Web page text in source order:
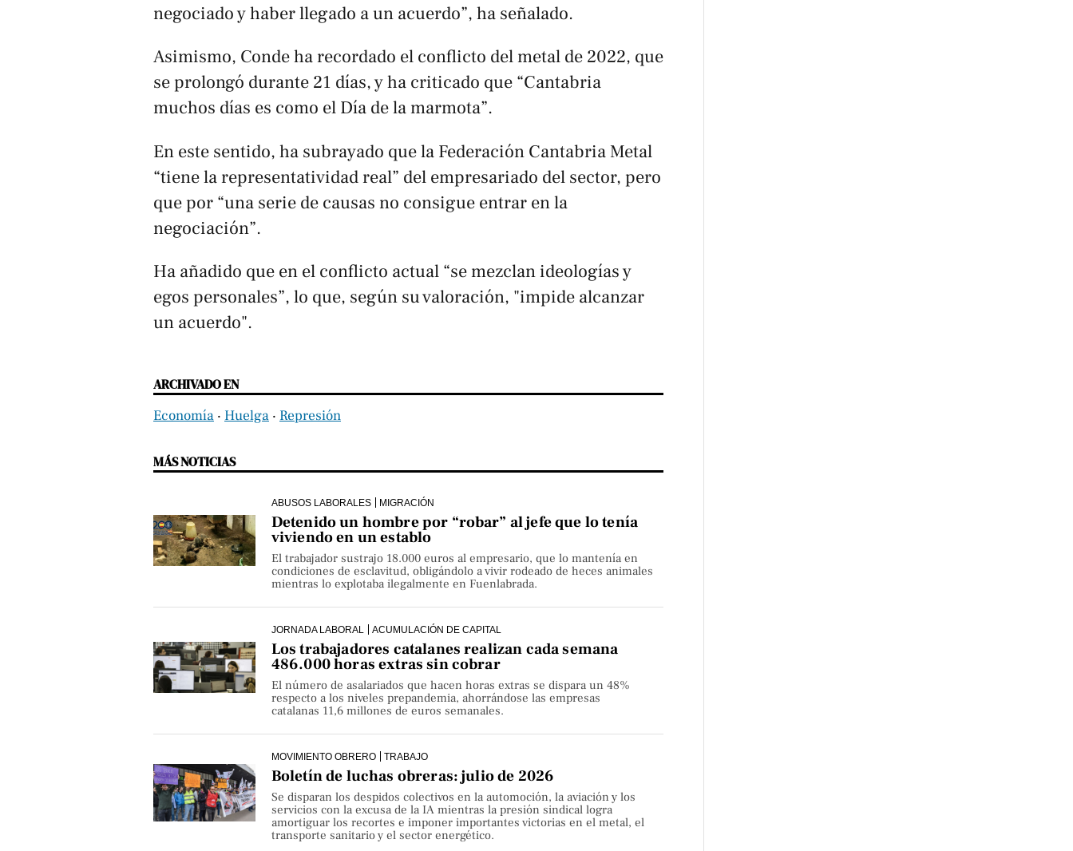
negociado y haber llegado a un acuerdo”, ha señalado.
Asimismo, Conde ha recordado el conflicto del metal de 2022, que
se prolongó durante 21 días, y ha criticado que “Cantabria
muchos días es como el Día de la marmota”.
En este sentido, ha subrayado que la Federación Cantabria Metal
“tiene la representatividad real” del empresariado del sector, pero
que por “una serie de causas no consigue entrar en la
negociación”.
Ha añadido que en el conflicto actual “se mezclan ideologías y
egos personales”, lo que, según su valoración, "impide alcanzar
un acuerdo".
ARCHIVADO EN
Economía ‧ Huelga ‧ Represión
MÁS NOTICIAS
ABUSOS LABORALES MIGRACIÓN
Detenido un hombre por “robar” al jefe que lo tenía
viviendo en un establo
El trabajador sustrajo 18.000 euros al empresario, que lo mantenía en
condiciones de esclavitud, obligándolo a vivir rodeado de heces animales
mientras lo explotaba ilegalmente en Fuenlabrada.
JORNADA LABORAL ACUMULACIÓN DE CAPITAL
Los trabajadores catalanes realizan cada semana
486.000 horas extras sin cobrar
El número de asalariados que hacen horas extras se dispara un 48%
respecto a los niveles prepandemia, ahorrándose las empresas
catalanas 11,6 millones de euros semanales.
MOVIMIENTO OBRERO TRABAJO
Boletín de luchas obreras: julio de 2026
Se disparan los despidos colectivos en la automoción, la aviación y los
servicios con la excusa de la IA mientras la presión sindical logra
amortiguar los recortes e imponer importantes victorias en el metal, el
transporte sanitario y el sector energético.